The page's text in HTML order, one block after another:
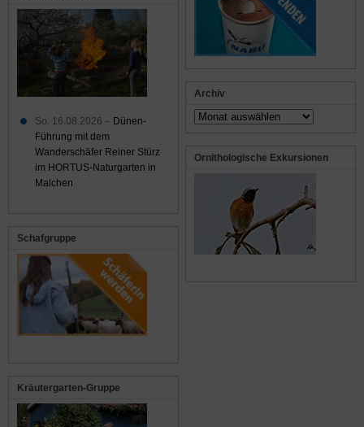
Archiv
Archiv
Ornithologische Exkursionen
So. 16.08.2026 – Dünen-
Führung mit dem
Wanderschäfer Reiner Stürz
im HORTUS-Naturgarten in
Malchen
Schafgruppe
Kräutergarten-Gruppe